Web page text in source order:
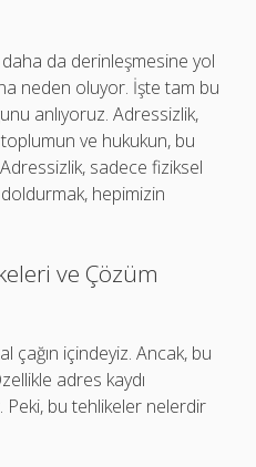
daha da derinleşmesine yol
neden oluyor. İşte tam bu
anlıyoruz. Adressizlik,
ve hukukun, bu
sadece fiziksel
hepimizin
ve Çözüm
çağın içindeyiz. Ancak, bu
adres kaydı
Peki, bu tehlikeler nelerdir